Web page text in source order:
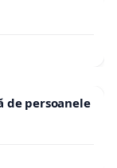
de persoanele